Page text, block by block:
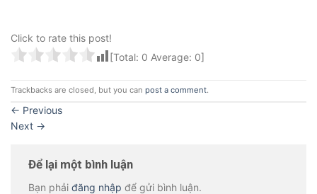
Click to rate this post!
[Total: 0 Average: 0]
Trackbacks are closed, but you can post a comment.
← Previous
Next →
Để lại một bình luận
Bạn phải đăng nhập để gửi bình luận.